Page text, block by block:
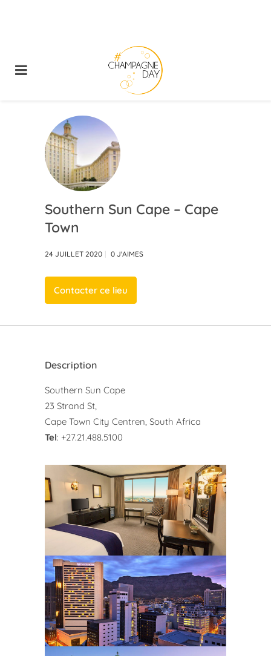
Southern Sun Cape – Cape
Town
24 JUILLET 2020 0 J'AIMES
Contacter ce lieu
Description
Southern Sun Cape
23 Strand St,
Cape Town City Centren, South Africa
Tel: +27.21.488.5100